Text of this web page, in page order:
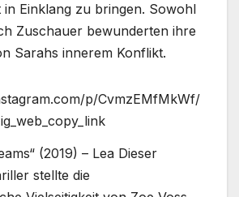
in Einklang zu bringen. Sowohl
Zuschauer bewunderten ihre
Sarahs innerem Konflikt.
p/CvmzEMfMkWf/
(2019) – Lea Dieser
stellte die